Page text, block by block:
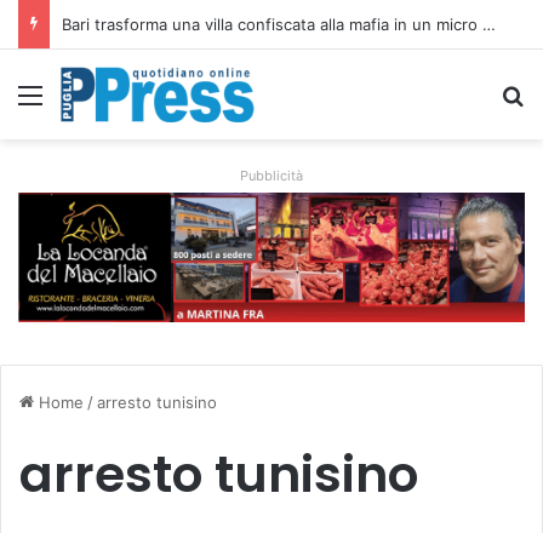
Rubano strumenti e farmaci ai medici dei migranti a Bari: ferme le visite a Nardò
Menu
Pubblicità
Home /arresto tunisino
arresto tunisino